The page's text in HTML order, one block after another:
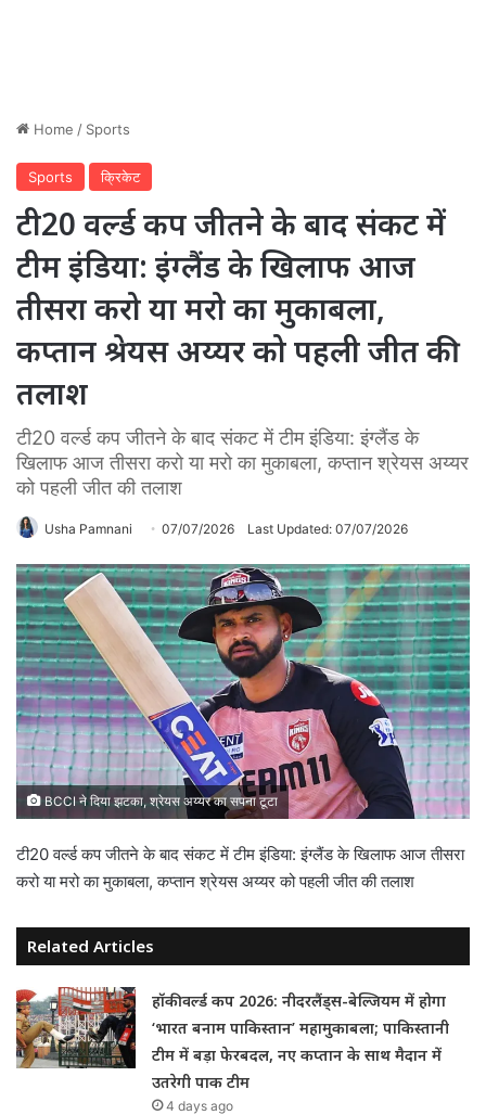
Home / Sports
Sports क्रिकेट
टी20 वर्ल्ड कप जीतने के बाद संकट में
टीम इंडिया: इंग्लैंड के खिलाफ आज
तीसरा करो या मरो का मुकाबला,
कप्तान श्रेयस अय्यर को पहली जीत की
तलाश
टी20 वर्ल्ड कप जीतने के बाद संकट में टीम इंडिया: इंग्लैंड के
खिलाफ आज तीसरा करो या मरो का मुकाबला, कप्तान श्रेयस अय्यर
को पहली जीत की तलाश
Usha Pamnani 07/07/2026 Last Updated: 07/07/2026
BCCI ने दिया झटका, श्रेयस अय्यर का सपना टूटा
टी20 वर्ल्ड कप जीतने के बाद संकट में टीम इंडिया: इंग्लैंड के खिलाफ आज तीसरा
करो या मरो का मुकाबला, कप्तान श्रेयस अय्यर को पहली जीत की तलाश
Related Articles
हॉकी वर्ल्ड कप 2026: नीदरलैंड्स-बेल्जियम में होगा
‘भारत बनाम पाकिस्तान’ महामुकाबला; पाकिस्तानी
टीम में बड़ा फेरबदल, नए कप्तान के साथ मैदान में
उतरेगी पाक टीम
4 days ago